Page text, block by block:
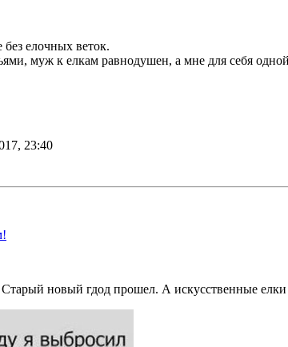
елочных веток.
муж к елкам равнодушен, а мне для себя
23:40
новый гдод прошел. А искусственные елки